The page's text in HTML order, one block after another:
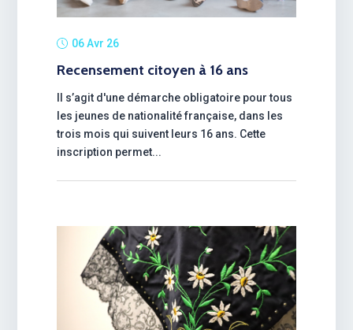
06 Avr 26
Recensement citoyen à 16 ans
Il s’agit d'une démarche obligatoire pour tous
les jeunes de nationalité française, dans les
trois mois qui suivent leurs 16 ans. Cette
inscription permet...